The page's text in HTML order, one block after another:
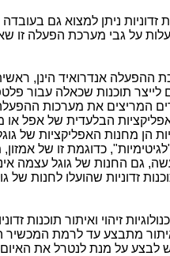
ניתן למצוא גם
ההפעלה אנדרואיד הינן,
תוכנות שכאלה עבור
המריצים את מערכות
הבלעדית של אפל או
הן מחנות האפליקציות של
כדוגמת זו של אמזון,
גם החנות של גוגל עצמה
– לאחרונה דיווחה חברת אבטחת המידע סימנטק כי מצאה כ-2,500 תוכנות זדוניות שהועלו לחנות
זיהוי ואיתור תוכנות
מתבצע עד לרמת המכשיר
לבצע על מנת לנטרל את